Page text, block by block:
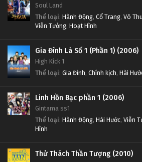
Tập Tập 676
Thử Thách Thần Tượng
Tập Tập 675
Thử Thách Thần Tượng
Thử Thách Thần Tượng
Tập Tập 673
Thử Thách Thần Tượng
Tập 613
Tập 612
Thử Thách Thần Tượng
Thử Thách Thần Tượng
Thử Thách Thần Tượng
Soul Land
Thể loại: Hành Động, Cổ Trang, Võ
Viễn Tưởng, Hoạt Hình
Gia Đình Là Số 1 (Phần 1) (2006)
High Kick 1
Thể loại: Gia Đình, Chính kịch, Hài
Linh Hồn Bạc phần 1 (2006)
Gintama ss1
Thể loại: Hành Động, Hài Hước, Viễn
Hình
Thử Thách Thần Tượng (2010)